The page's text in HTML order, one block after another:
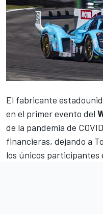
El fabricante
en el primer evento del
de la pandemia de
financieras, dejando a
los únicos participantes